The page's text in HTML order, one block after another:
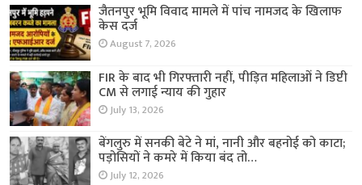
जैतनपुर भूमि विवाद मामले में पांच नामजद के खिलाफ
केस दर्ज
August 7, 2026
FIR के बाद भी गिरफ्तारी नहीं, पीड़ित महिलाओं ने डिप्टी
CM से लगाई न्याय की गुहार
July 13, 2026
बेंगलुरु में सनकी बेटे ने मां, नानी और बहनोई को काटा;
पड़ोसियों ने कमरे में किया बंद तो…
July 12, 2026